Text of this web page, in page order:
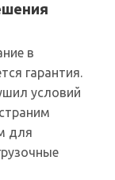
в
гарантия.
условий
для